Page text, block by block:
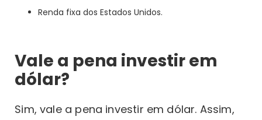
Renda fixa dos Estados Unidos.
Vale a pena investir em
dólar?
Sim, vale a pena investir em dólar. Assim,